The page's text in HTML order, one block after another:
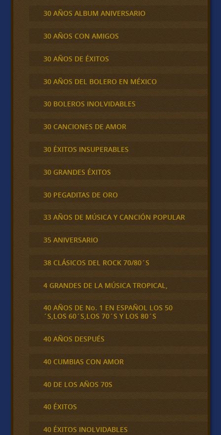
30 AÑOS ALBUM ANIVERSARIO
30 AÑOS CON AMIGOS
30 AÑOS DE ÉXITOS
30 AÑOS DEL BOLERO EN MÉXICO
30 BOLEROS INOLVIDABLES
30 CANCIONES DE AMOR
30 ÉXITOS INSUPERABLES
30 GRANDES ÉXITOS
30 PEGADITAS DE ORO
33 AÑOS DE MÚSICA Y CANCIÓN POPULAR
35 ANIVERSARIO
38 CLÁSICOS DEL ROCK 70/80´S
4 GRANDES DE LA MÚSICA TROPICAL,
40 AÑOS DE No. 1 EN ESPAÑOL LOS 50
´S,LOS 60´S,LOS 70´S Y LOS 80´S
40 AÑOS DESPUÉS
40 CUMBIAS CON AMOR
40 DE LOS AÑOS 70S
40 ÉXITOS
40 ÉXITOS INOLVIDABLES